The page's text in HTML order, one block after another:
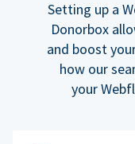
Setting up a
Donorbox
and boost
how our
your